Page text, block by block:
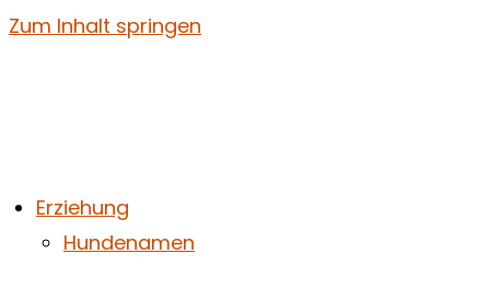
Zum Inhalt springen
Erziehung
Hundenamen